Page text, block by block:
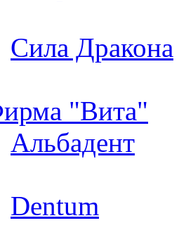
Сила Дракона
"Вита"
Альбадент
Dentum